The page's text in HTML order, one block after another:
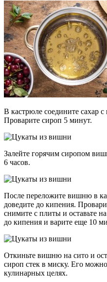
В кастрюле соедините сахар
Проварите сироп 5 минут.
Залейте горячим сиропом
6 часов.
После переложите вишню в
доведите до кипения.
снимите с плиты и оставьте
до кипения и варите еще 10
Откиньте вишню на сито и
сироп стек в миску. Его
кулинарных целях.